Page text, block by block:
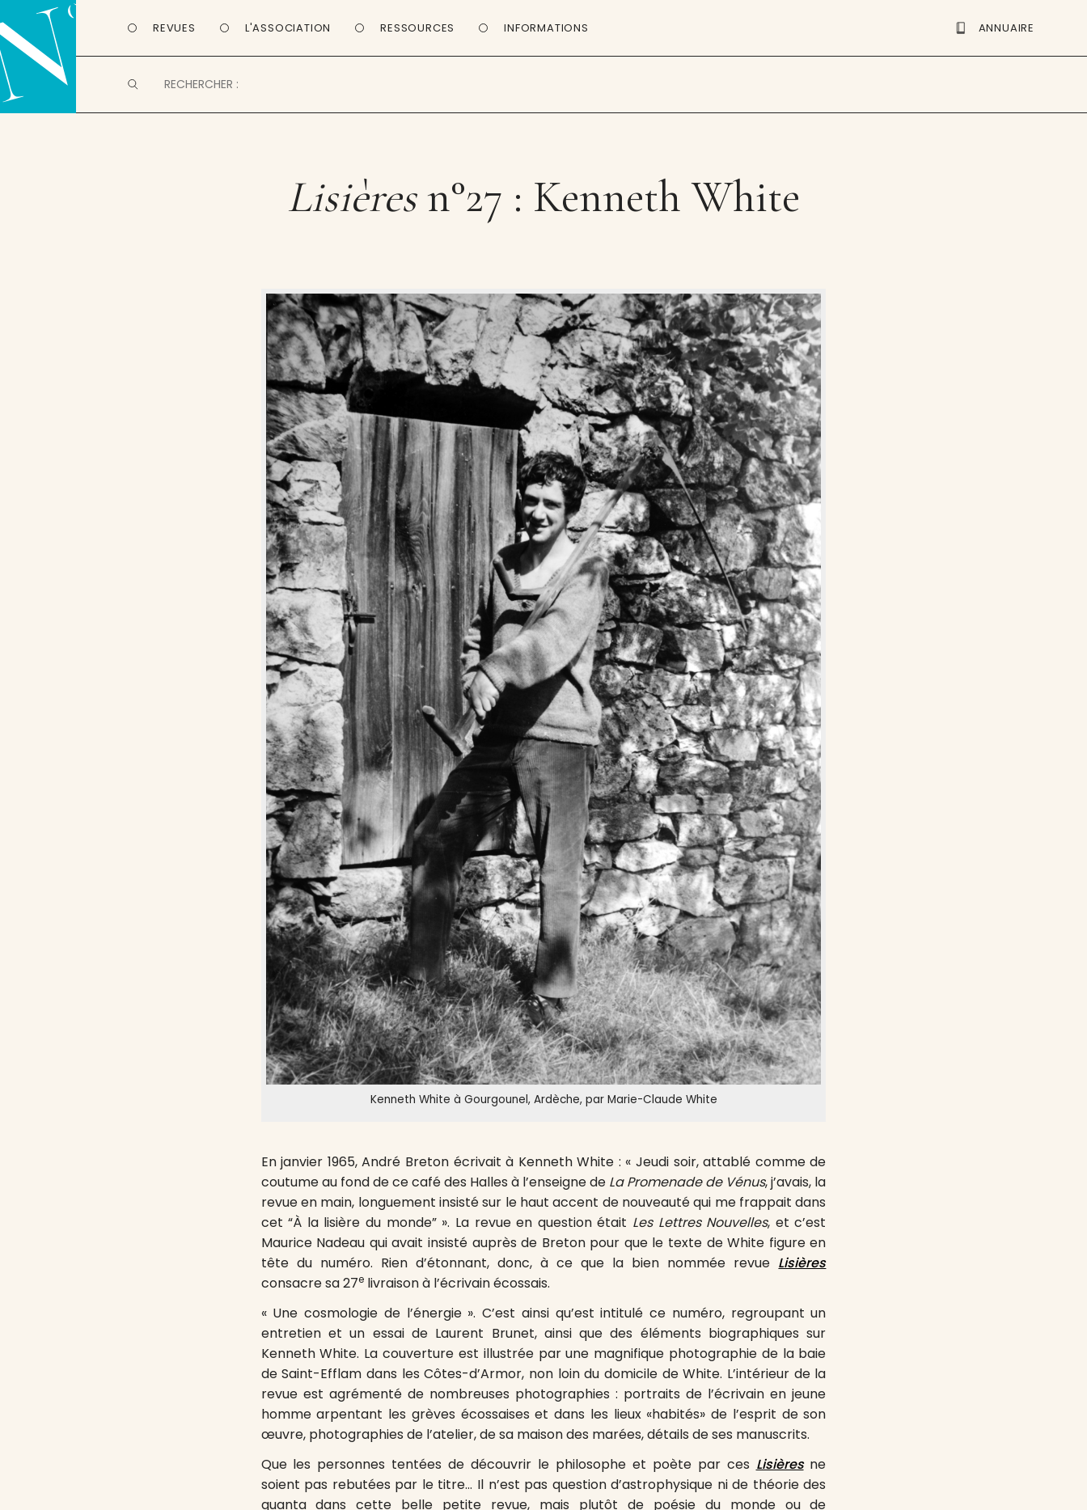
REVUES L'ASSOCIATION RESSOURCES INFORMATIONS ANNUAIRE
Lisièresn°27 : Kenneth White
Kenneth White à Gourgounel, Ardèche, par Marie-Claude White
En janvier 1965, André Breton écrivait à Kenneth White : « Jeudi soir, attablé comme de
coutume au fond de ce café des Halles à l’enseigne de La Promenade de Vénus, j’avais, la
revue en main, longuement insisté sur le haut accent de nouveauté qui me frappait dans
cet “À la lisière du monde” ». La revue en question était Les Lettres Nouvelles, et c’est
Maurice Nadeau qui avait insisté auprès de Breton pour que le texte de White figure en
tête du numéro. Rien d’étonnant, donc, à ce que la bien nommée revue Lisières
consacre sa 27elivraison à l’écrivain écossais.
« Une cosmologie de l’énergie ». C’est ainsi qu’est intitulé ce numéro, regroupant un
entretien et un essai de Laurent Brunet, ainsi que des éléments biographiques sur
Kenneth White. La couverture est illustrée par une magnifique photographie de la baie
de Saint-Efflam dans les Côtes-d’Armor, non loin du domicile de White. L’intérieur de la
revue est agrémenté de nombreuses photographies : portraits de l’écrivain en jeune
homme arpentant les grèves écossaises et dans les lieux «habités» de l’esprit de son
œuvre, photographies de l’atelier, de sa maison des marées, détails de ses manuscrits.
Que les personnes tentées de découvrir le philosophe et poète par ces Lisièresne
soient pas rebutées par le titre… Il n’est pas question d’astrophysique ni de théorie des
quanta dans cette belle petite revue, mais plutôt de poésie du monde ou de